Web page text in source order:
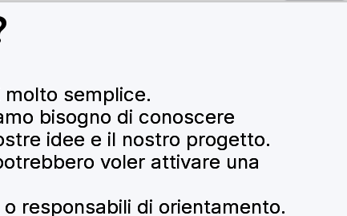
semplice.
bisogno di conoscere
idee e il nostro progetto.
voler attivare una
responsabili di orientamento.